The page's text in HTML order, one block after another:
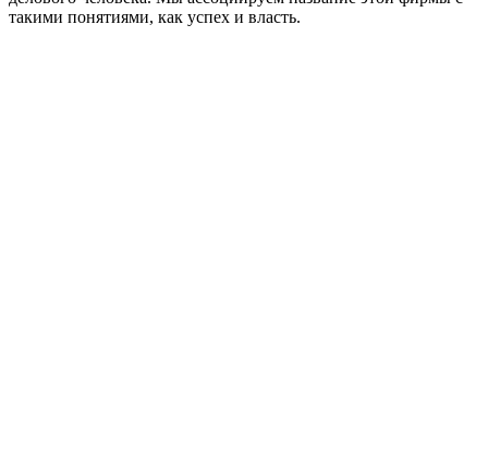
такими понятиями, как успех и власть.